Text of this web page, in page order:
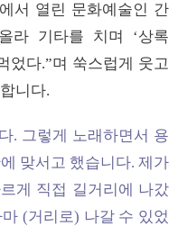
서 열린 문화예술인 간
라 기타를 치며 ‘상록
었다.”며 쑥스럽게 웃고
니다.
. 그렇게 노래하면서 용
맞서고 했습니다. 제가
게 직접 길거리에 나갔
(거리로) 나갈 수 있었